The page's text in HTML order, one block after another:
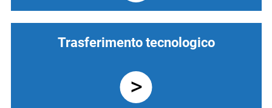
Trasferimento tecnologico